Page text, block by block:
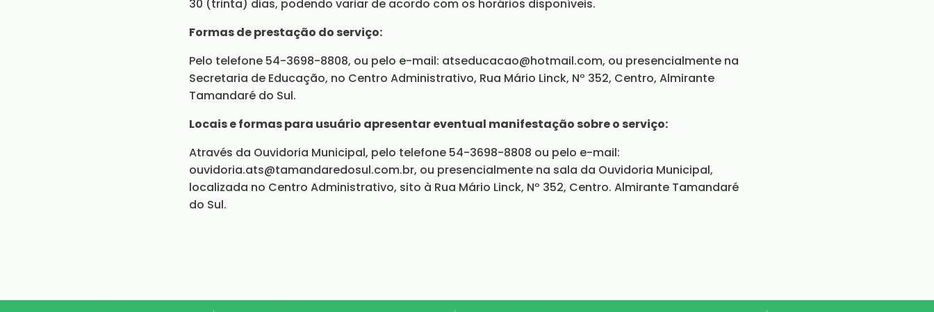
30 (trinta) dias, podendo variar de acordo com os horários disponíveis.
Formas de prestação do serviço:
Pelo telefone 54-3698-8808, ou pelo e-mail: atseducacao@hotmail.com, ou presencialmente na
Secretaria de Educação, no Centro Administrativo, Rua Mário Linck, Nº 352, Centro, Almirante
Tamandaré do Sul.
Locais e formas para usuário apresentar eventual manifestação sobre o serviço:
Através da Ouvidoria Municipal, pelo telefone 54-3698-8808 ou pelo e-mail:
ouvidoria.ats@tamandaredosul.com.br, ou presencialmente na sala da Ouvidoria Municipal,
localizada no Centro Administrativo, sito à Rua Mário Linck, Nº 352, Centro. Almirante Tamandaré
do Sul.